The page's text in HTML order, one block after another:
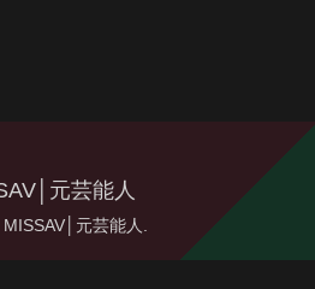
元芸能人
元芸能人.